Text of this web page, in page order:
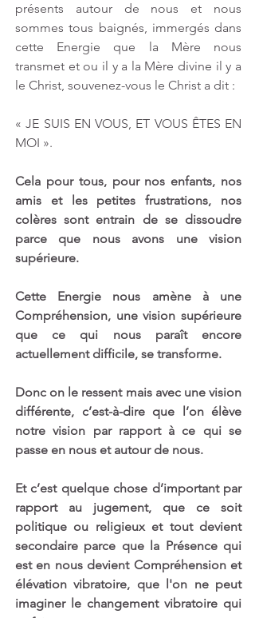
présents autour de nous et nous
sommes tous baignés, immergés dans
cette Energie que la Mère nous
transmet et ou il y a la Mère divine il y a
le Christ, souvenez-vous le Christ a dit :
« JE SUIS EN VOUS, ET VOUS ÊTES EN
MOI ».
Cela pour tous, pour nos enfants, nos
amis et les petites frustrations, nos
colères sont entrain de se dissoudre
parce que nous avons une vision
supérieure.
Cette Energie nous amène à une
Compréhension, une vision supérieure
que ce qui nous paraît encore
actuellement difficile, se transforme.
Donc on le ressent mais avec une vision
différente, c’est-à-dire que l’on élève
notre vision par rapport à ce qui se
passe en nous et autour de nous.
Et c’est quelque chose d’important par
rapport au jugement, que ce soit
politique ou religieux et tout devient
secondaire parce que la Présence qui
est en nous devient Compréhension et
élévation vibratoire, que l'on ne peut
imaginer le changement vibratoire qui